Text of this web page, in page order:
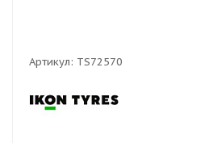
Артикул: TS72570